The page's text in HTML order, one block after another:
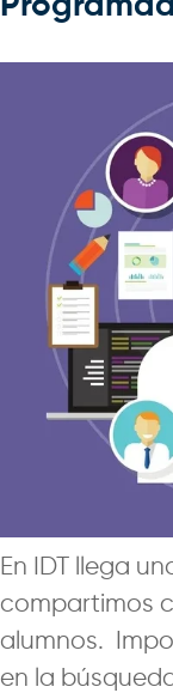
En IDT llega
compartimos
alumnos.
en la